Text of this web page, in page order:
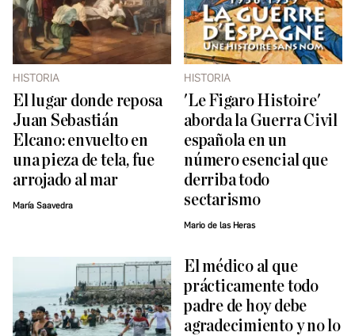
HISTORIA
El lugar donde reposa
Juan Sebastián
Elcano: envuelto en
una pieza de tela, fue
arrojado al mar
María Saavedra
HISTORIA
'Le Figaro Histoire'
aborda la Guerra Civil
española en un
número esencial que
derriba todo
sectarismo
Mario de las Heras
El médico al que
prácticamente todo
padre de hoy debe
agradecimiento y no lo